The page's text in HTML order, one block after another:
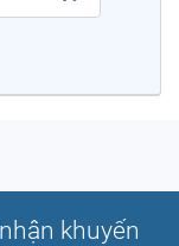
khuyến